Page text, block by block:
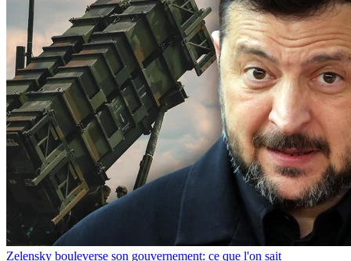
Zelensky bouleverse son gouvernement: ce que l'on sait